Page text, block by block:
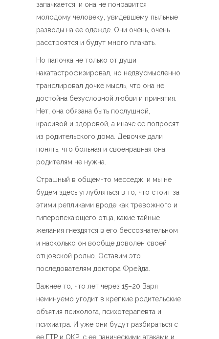
запачкается, и она не понравится
молодому человеку, увидевшему пыльные
разводы на ее одежде. Они очень, очень
расстроятся и будут много плакать.
Но папочка не только от души
накатастрофизировал, но недвусмысленно
транслировал дочке мысль, что она не
достойна безусловной любви и принятия.
Нет, она обязана быть послушной,
красивой и здоровой, а иначе ее попросят
из родительского дома. Девочке дали
понять, что больная и своенравная она
родителям не нужна.
Страшный в общем-то месседж, и мы не
будем здесь углубляться в то, что стоит за
этими репликами вроде как тревожного и
гиперопекающего отца, какие тайные
желания гнездятся в его бессознательном
и насколько он вообще доволен своей
отцовской ролью. Оставим это
последователям доктора Фрейда.
Важнее то, что лет через 15–20 Варя
неминуемо угодит в крепкие родительские
объятия психолога, психотерапевта и
психиатра. И уже они будут разбираться с
ее ГТР и ОКР, с ее паническими атаками и